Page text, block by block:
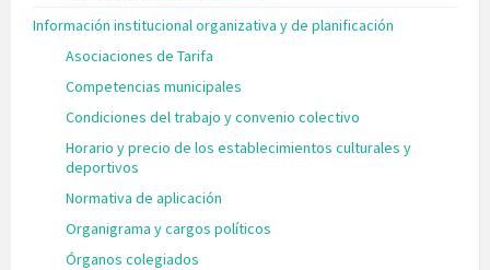
Información institucional organizativa y de planificación
Asociaciones de Tarifa
Competencias municipales
Condiciones del trabajo y convenio colectivo
Horario y precio de los establecimientos culturales y
deportivos
Normativa de aplicación
Organigrama y cargos políticos
Órganos colegiados